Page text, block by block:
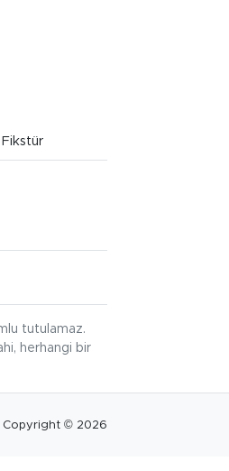
Fikstür
tutulamaz.
herhangi bir
Copyright © 2026